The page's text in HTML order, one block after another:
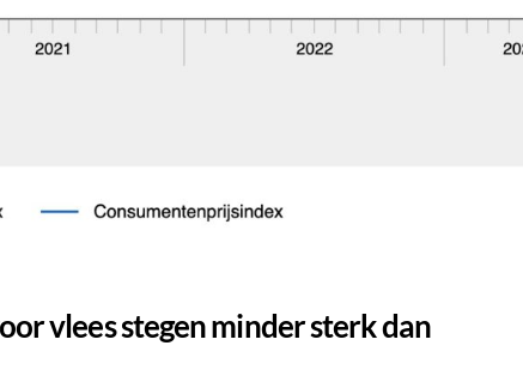
vlees stegen minder sterk dan